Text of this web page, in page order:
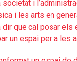
societat i
i les arts en
que cal posar
un espai per a les